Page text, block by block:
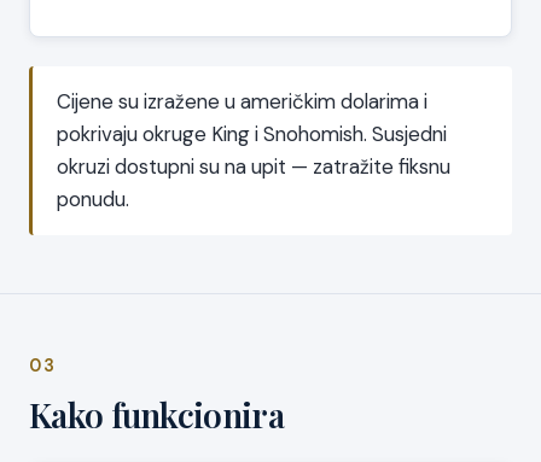
Cijene su izražene u američkim dolarima i
pokrivaju okruge King i Snohomish. Susjedni
okruzi dostupni su na upit — zatražite fiksnu
ponudu.
03
Kako funkcionira